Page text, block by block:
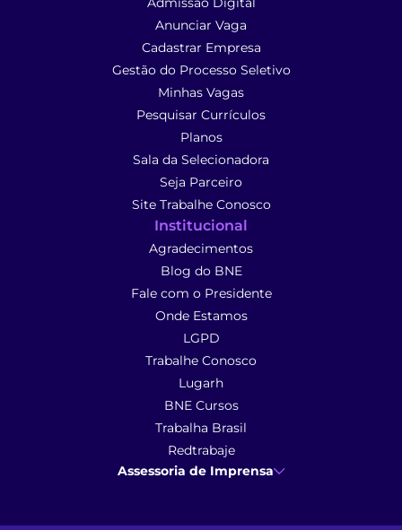
Anunciar Vaga
Cadastrar Empresa
Gestão do Processo Seletivo
Minhas Vagas
Pesquisar Currículos
Planos
Sala da Selecionadora
Seja Parceiro
Site Trabalhe Conosco
Institucional
Agradecimentos
Blog do BNE
Fale com o Presidente
Onde Estamos
LGPD
Trabalhe Conosco
Lugarh
BNE Cursos
Trabalha Brasil
Redtrabaje
Assessoria de Imprensa